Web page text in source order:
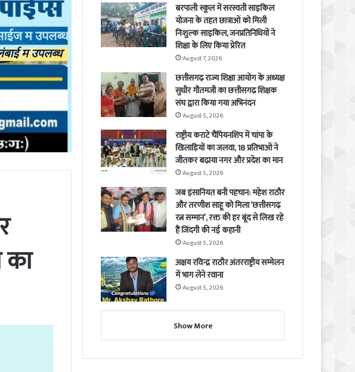
बरपाली स्कूल में सरस्वती साइकिल
योजना के तहत छात्राओं को मिली
निःशुल्क साइकिल, जनप्रतिनिधियों ने
शिक्षा के लिए किया प्रेरित
August 7, 2026
छत्तीसगढ़ राज्य शिक्षा आयोग के अध्यक्ष
सुधीर गौतमजी का छत्तीसगढ़ शिक्षक
संघ द्वारा किया गया अभिनंदन
August 5, 2026
राष्ट्रीय कराटे चैंपियनशिप में चांपा के
खिलाड़ियों का जलवा, 18 प्रतिभाओं ने
जीतकर बढ़ाया नगर और प्रदेश का मान
August 5, 2026
जब इंसानियत बनी पहचान: महेश राठौर
और तरणीश साहू को मिला ‘छत्तीसगढ़
रत्न सम्मान’, रक्त की हर बूंद से लिख रहे
हैं जिंदगी की नई कहानी
August 5, 2026
अक्षय रविन्द्र राठौर अंतरराष्ट्रीय सम्मेलन
में भाग लेने रवाना
August 5, 2026
Show More